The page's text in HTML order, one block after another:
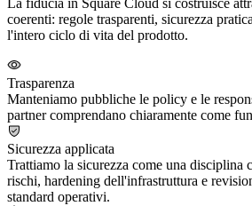
La fiducia in Square Cloud si costruisce
coerenti: regole trasparenti, sicurezza
l'intero ciclo di vita del prodotto.
Trasparenza
Manteniamo pubbliche le policy e le
partner comprendano chiaramente come
Sicurezza applicata
Trattiamo la sicurezza come una disciplina
rischi, hardening dell'infrastruttura e
standard operativi.